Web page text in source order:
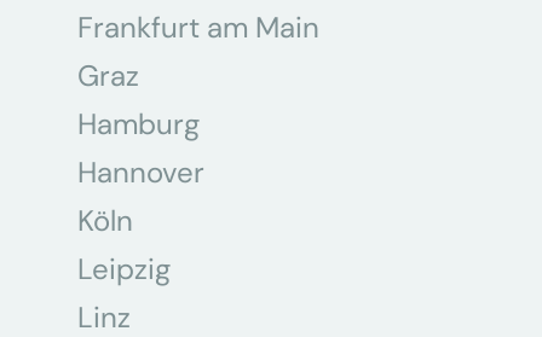
Frankfurt am Main
Graz
Hamburg
Hannover
Köln
Leipzig
Linz